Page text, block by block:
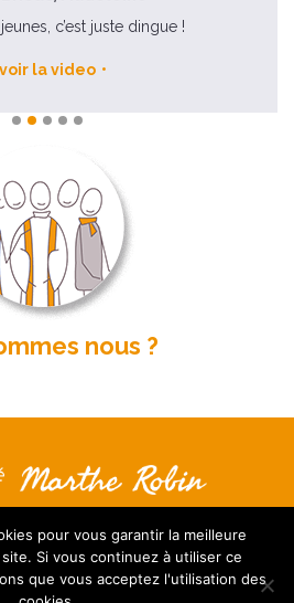
c’est juste dingue !
voir la video
nous ?
légales
Contact
pour vous garantir la meilleure
Si vous continuez à utiliser ce
que vous acceptez l'utilisation des